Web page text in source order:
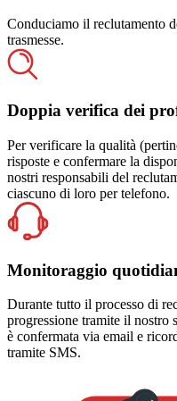
Conduciamo il reclutamento
trasmesse.
Doppia verifica dei
Per verificare la qualità
risposte e confermare la
nostri responsabili del
ciascuno di loro per telefono.
Monitoraggio
Durante tutto il processo di
progressione tramite il nostro
è confermata via email e
tramite SMS.